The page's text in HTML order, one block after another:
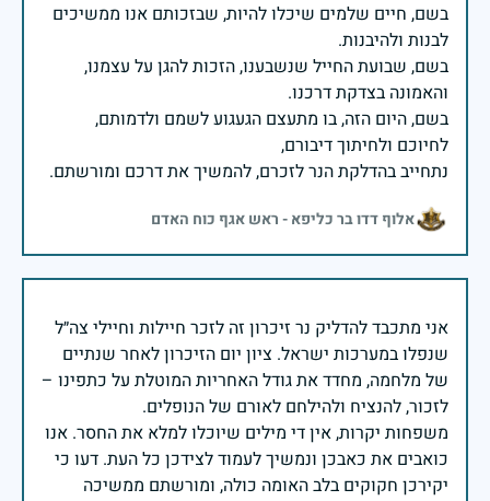
בשם, חיים שלמים שיכלו להיות, שבזכותם אנו ממשיכים
בשם, שבועת החייל שנשבענו, הזכות להגן על עצמנו,
בשם, היום הזה, בו מתעצם הגעגוע לשמם ולדמותם,
נתחייב בהדלקת הנר לזכרם, להמשיך את דרכם ומורשתם.
אלוף דדו בר כליפא - ראש אגף כוח האדם
אני מתכבד להדליק נר זיכרון זה לזכר חיילות וחיילי צה״ל
שנפלו במערכות ישראל. ציון יום הזיכרון לאחר שנתיים
של מלחמה, מחדד את גודל האחריות המוטלת על כתפינו –
משפחות יקרות, אין די מילים שיוכלו למלא את החסר. אנו
כואבים את כאבכן ונמשיך לעמוד לצידכן כל העת. דעו כי
יקירכן חקוקים בלב האומה כולה, ומורשתם ממשיכה